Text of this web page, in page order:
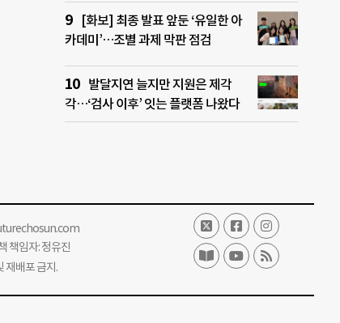
[화보] 최종 발표 앞둔 ‘유일한 아
카데미’…조별 과제 막판 점검
발달지연 늘지만 지원은 제각
각…‘검사 이후’ 잇는 플랫폼 나왔다
책임자: 정유진
배포 금지.